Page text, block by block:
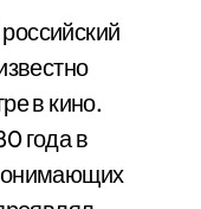
в кино.
года в